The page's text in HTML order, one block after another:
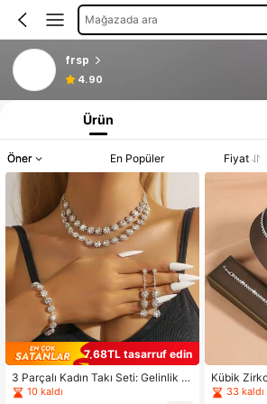
Mağazada ara
frsp
4.90
Ürün
Öner En Popüler Fiyat
7,68TL tasarruf edin
3 Parçalı Kadın Takı Seti: Gelinlik İç
in Taşlı Kolye, Küpe, Bileklik; Nişan,
10 kaldı
Kübik
Kadınlar
33 kaldı